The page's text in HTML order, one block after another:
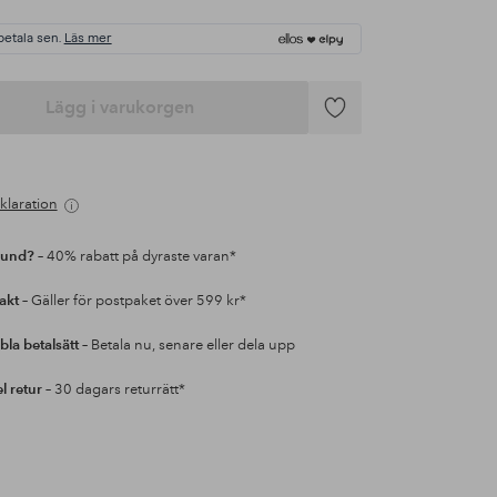
sen. Läs mer
Lägg i varukorgen
Lägg
– 40% rabatt på dyraste varan*
– Gäller för postpaket över 599 kr*
betalsätt– Betala nu, senare eller dela upp
retur– 30 dagars returrätt*